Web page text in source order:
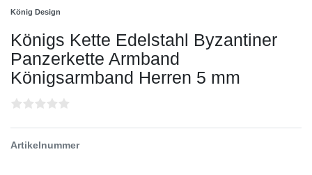
König Design
Königs Kette Edelstahl Byzantiner
Panzerkette Armband
Königsarmband Herren 5 mm
Artikelnummer